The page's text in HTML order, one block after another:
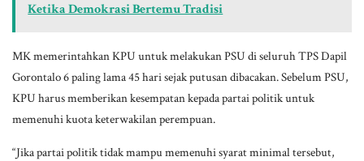
Ketika Demokrasi Bertemu Tradisi
MK memerintahkan KPU untuk melakukan PSU di seluruh TPS Dapil
Gorontalo 6 paling lama 45 hari sejak putusan dibacakan. Sebelum PSU,
KPU harus memberikan kesempatan kepada partai politik untuk
memenuhi kuota keterwakilan perempuan.
“Jika partai politik tidak mampu memenuhi syarat minimal tersebut,